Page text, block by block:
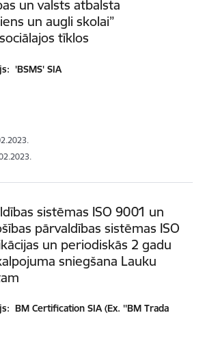
un valsts atbalsta
un augli skolai”
tīklos
'BSMS' SIA
sistēmas ISO 9001 un
pārvaldības sistēmas ISO
un periodiskās 2 gadu
sniegšana Lauku
BM Certification SIA (Ex. ''BM Trada